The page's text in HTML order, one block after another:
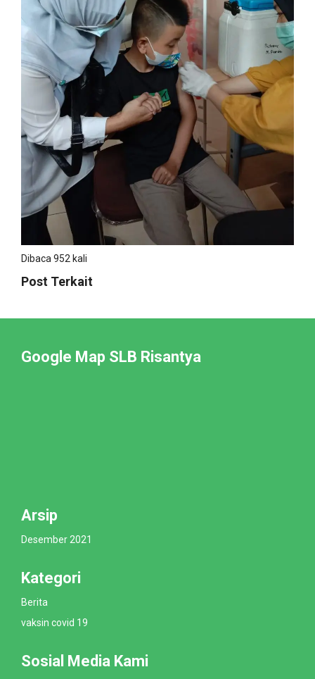
Dibaca 952 kali
Post Terkait
Google Map SLB Risantya
Arsip
Desember 2021
Kategori
Berita
vaksin covid 19
Sosial Media Kami